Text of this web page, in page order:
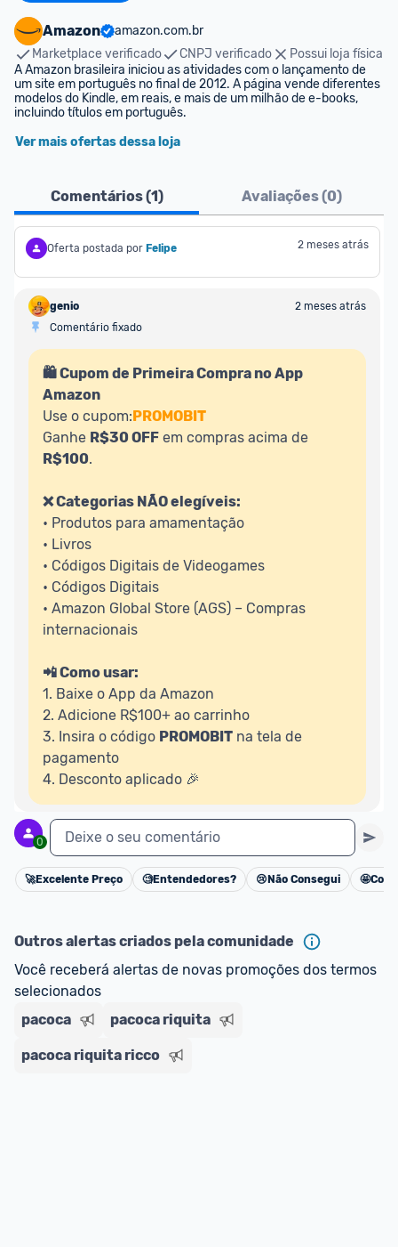
Amazon
amazon.com.br
Marketplace verificado
CNPJ verificado
Possui loja física
A Amazon brasileira iniciou as atividades com o lançamento de
um site em português no final de 2012. A página vende diferentes
modelos do Kindle, em reais, e mais de um milhão de e-books,
incluindo títulos em português.
Ver mais ofertas dessa loja
Comentários (1) Avaliações (0)
Oferta postada por Felipe 2 meses atrás
genio
2 meses atrás
Comentário fixado
🛍️ Cupom de Primeira Compra no App
Amazon
Use o cupom:PROMOBIT
Ganhe R$30 OFF
R$100.
❌ Categorias NÃO elegíveis:
• Produtos para amamentação
• Livros
• Códigos Digitais de Videogames
• Códigos Digitais
• Amazon Global Store (AGS) – Compras
internacionais
📲 Como usar:
1. Baixe o App da Amazon
2. Adicione R$100+ ao carrinho
3. Insira o código PROMOBIT na tela de
pagamento
4. Desconto aplicado 🎉
0 Deixe o seu comentário
Cancelar
🚀Excelente Preço 🧐Entendedores? 😢 Não Consegui 🤩
Outros alertas criados pela comunidade
Você receberá alertas de novas promoções dos termos
selecionados
pacoca
pacoca riquita
pacoca riquita ricco